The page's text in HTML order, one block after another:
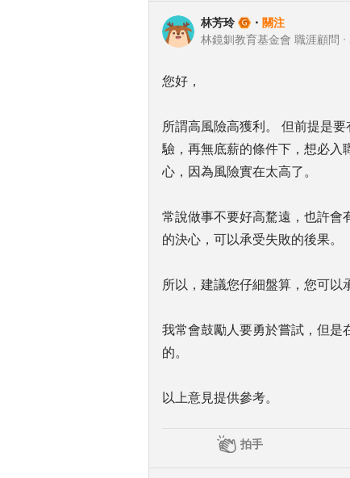
林芳玲 ・ 關注
林鏡釧教育基金會 職涯顧問 ・
您好，
所謂高風險高獲利。 但前提是
驗，再無底薪的條件下，想必入
心，因為風險實在太高了。
常說做事不要好高騖遠，也許會
的決心，可以承受失敗的後果。
所以，建議您仔細盤算，您可
我常會鼓勵人要勇於嘗試，但是
的。
以上意見提供參考。
拍手